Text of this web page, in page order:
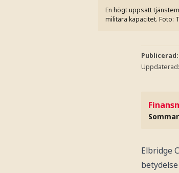
En högt uppsatt
militära kapacitet. Foto:
Publicerad:
Uppdaterad:
Elbridge